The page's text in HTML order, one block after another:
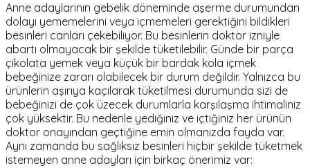
Anne adaylarının gebelik döneminde aşerme durumundan
dolayı yememelerini veya içmemeleri gerektiğini bildikleri
besinleri canları çekebiliyor. Bu besinlerin doktor izniyle
abartı olmayacak bir şekilde tüketilebilir. Günde bir parça
çikolata yemek veya küçük bir bardak kola içmek
bebeğinize zararı olabilecek bir durum değildir. Yalnızca bu
ürünlerin aşırıya kaçılarak tüketilmesi durumunda sizi de
bebeğinizi de çok üzecek durumlarla karşılaşma ihtimaliniz
çok yüksektir. Bu nedenle yediğiniz ve içtiğiniz her ürünün
doktor onayından geçtiğine emin olmanızda fayda var.
Aynı zamanda bu sağlıksız besinleri hiçbir şekilde tüketmek
istemeyen anne adayları için birkaç önerimiz var: